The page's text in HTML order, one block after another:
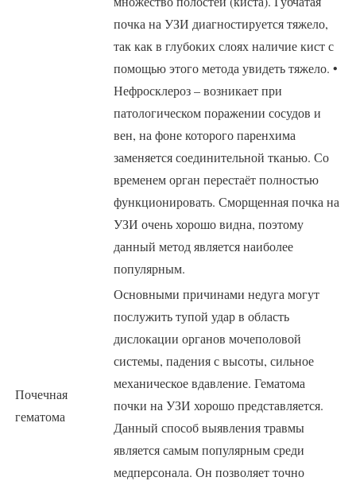
почка на УЗИ диагностируется тяжело,
так как в глубоких слоях наличие кист с
помощью этого метода увидеть тяжело. •
Нефросклероз – возникает при
патологическом поражении сосудов и
вен, на фоне которого паренхима
заменяется соединительной тканью. Со
временем орган перестаёт полностью
функционировать. Сморщенная почка на
УЗИ очень хорошо видна, поэтому
данный метод является наиболее
популярным.
Почечная
гематома
Основными причинами недуга могут
послужить тупой удар в область
дислокации органов мочеполовой
системы, падения с высоты, сильное
механическое вдавление. Гематома
почки на УЗИ хорошо представляется.
Данный способ выявления травмы
является самым популярным среди
медперсонала. Он позволяет точно